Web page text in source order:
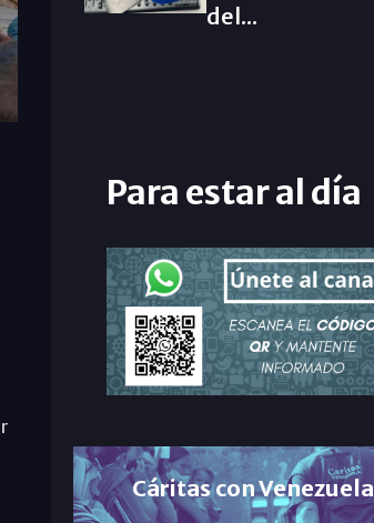
del...
Para estar al día
Cáritas con Venezuela